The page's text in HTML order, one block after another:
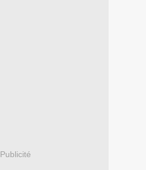
Publicité